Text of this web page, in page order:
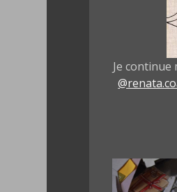
Je continue